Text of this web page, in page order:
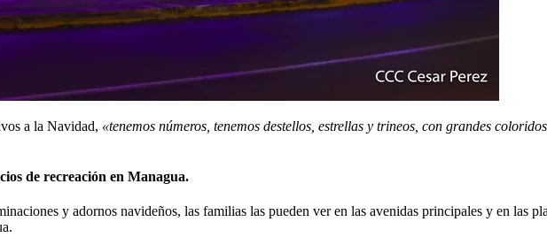
a la Navidad, «tenemos números, tenemos destellos, estrellas y trineos, con grandes
de recreación en Managua.
y adornos navideños, las familias las pueden ver en las avenidas principales y en las